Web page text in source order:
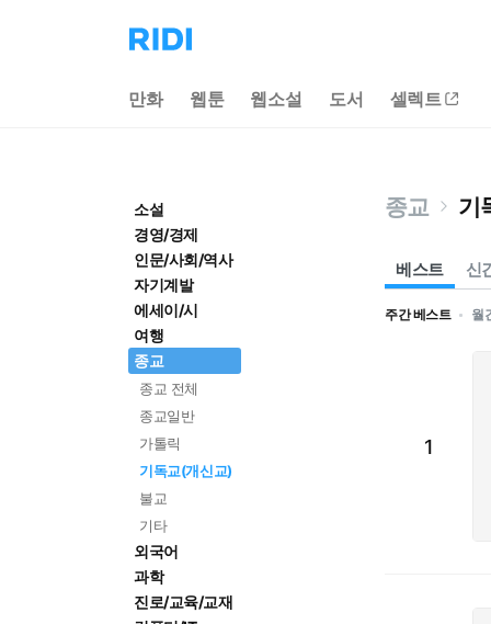
리
디
으
만화 웹툰 웹소설 도서 셀렉트
소설
경영/경제
인문/사회/역사
자기계발
에세이/시
여행
종교
종교 전체
종교일반
가톨릭
기독교(개신교)
불교
기타
외국어
과학
진로/교육/교재
종교 기
베스트 신
주간 베스트 월
1